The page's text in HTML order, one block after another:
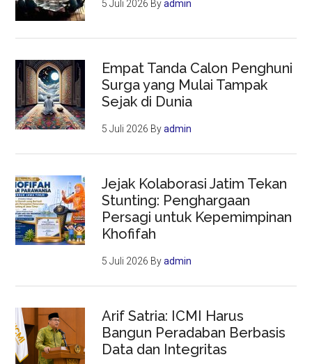
5 Juli 2026 Byadmin
Empat Tanda Calon Penghuni
Surga yang Mulai Tampak
Sejak di Dunia
5 Juli 2026 Byadmin
Jejak Kolaborasi Jatim Tekan
Stunting: Penghargaan
Persagi untuk Kepemimpinan
Khofifah
5 Juli 2026 Byadmin
Arif Satria: ICMI Harus
Bangun Peradaban Berbasis
Data dan Integritas